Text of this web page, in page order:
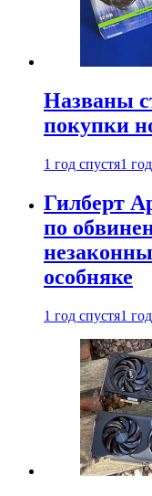
Названы
покупки
1 год спустя1
Гилберт
по
особняке
1 год спустя1